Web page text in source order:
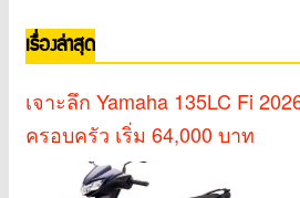
เรื่องล่าสุด
เจาะลึก Yamaha 135LC Fi
ครอบครัว เริ่ม 64,000 บาท